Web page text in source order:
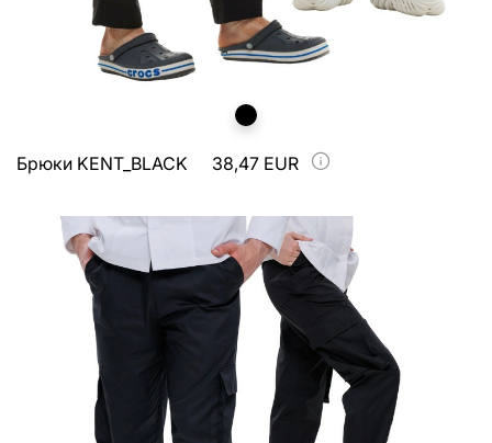
Брюки KENT_BLACK 38,47 EUR